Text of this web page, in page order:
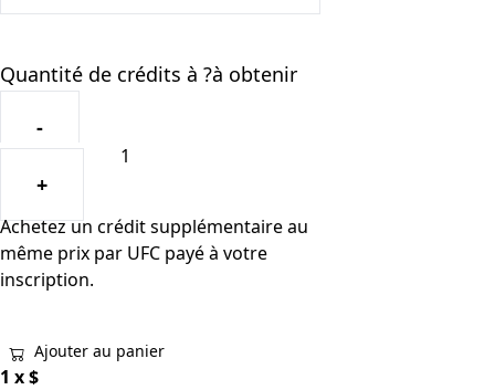
Quantité de crédits à ?à obtenir
-
+
Achetez un crédit supplémentaire au
même prix par UFC payé à votre
inscription.
Ajouter au panier
1 x$